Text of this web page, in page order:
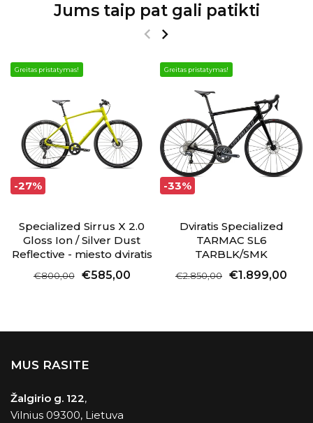
Jums taip pat gali patikti
-27%
Greitas pristatymas!
Specialized Sirrus X 2.0
Gloss Ion / Silver Dust
Reflective - miesto dviratis
€800,00 €585,00
-33%
Greitas pristatymas!
Dviratis Specialized
TARMAC SL6
TARBLK/SMK
€2.850,00 €1.899,00
MUS RASITE
Žalgirio g. 122,
Vilnius 09300, Lietuva